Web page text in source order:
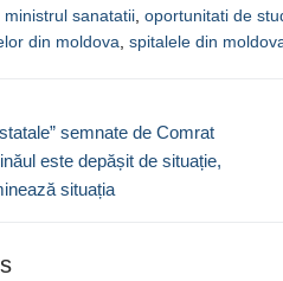
ministrul sanatatii oportunitati de
din moldova spitalele din
semnate de Comrat
este depășit de situație,
situația